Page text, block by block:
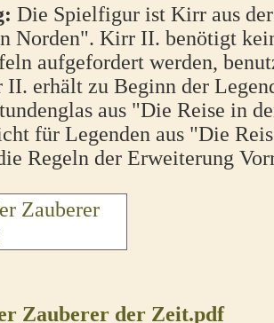
Die Spielfigur ist Kirr aus
Norden". Kirr II. benötigt
aufgefordert werden,
erhält zu Beginn der
aus "Die Reise in
für Legenden aus "Die
Regeln der Erweiterung
Zauberer der Zeit.pdf